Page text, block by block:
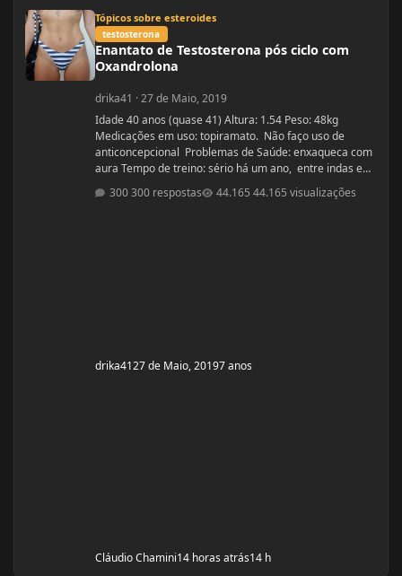
Tópicos sobre esteroides
testosterona
Enantato de Testosterona pós ciclo com
Oxandrolona
drika41 ·27 de Maio, 2019
Idade 40 anos (quase 41) Altura: 1.54 Peso: 48kg
Medicações em uso: topiramato. Não faço uso de
anticoncepcional Problemas de Saúde: enxaqueca com
aura Tempo de treino: sério há um ano, entre indas e
mg durante 8 semanas, após 10 mg até a 12° semana.
300 respostas 44.165 visualizações
drika4127 de Maio, 20197 anos
Cláudio Chamini14 horas atrás14 h